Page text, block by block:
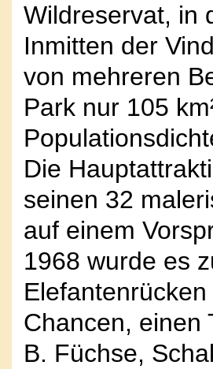
Wildreservat, in
Inmitten der
von mehreren
Park nur 105
Die
seinen 32
auf einem
1968 wurde es
Chancen, einen
B. Füchse,